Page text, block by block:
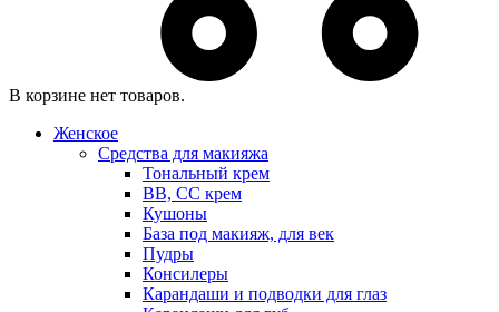
В корзине нет товаров.
Женское
Средства для макияжа
Тональный крем
BB, CC крем
Кушоны
База под макияж, для век
Пудры
Консилеры
Карандаши и подводки для глаз